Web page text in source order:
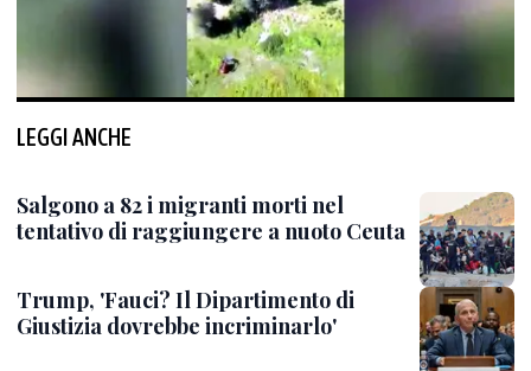
LEGGI ANCHE
Salgono a 82 i migranti morti nel
tentativo di raggiungere a nuoto Ceuta
Trump, 'Fauci? Il Dipartimento di
Giustizia dovrebbe incriminarlo'